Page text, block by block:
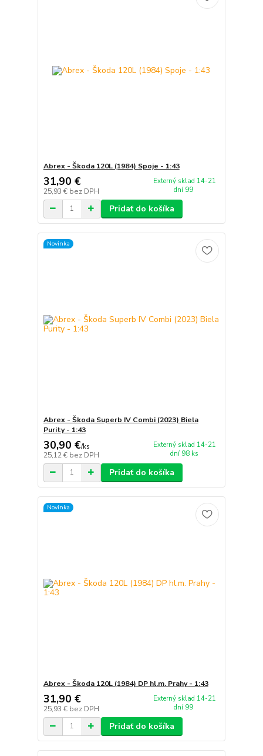
Abrex - Škoda 120L (1984) Spoje - 1:43
31,90 €
25,93 € bez DPH
Externý sklad 14-21
dní 99
Pridať do košíka
Novinka
Abrex - Škoda Superb IV Combi (2023) Biela
Purity - 1:43
30,90 €/ks
25,12 € bez DPH
Externý sklad 14-21
dní 98 ks
Pridať do košíka
Novinka
Abrex - Škoda 120L (1984) DP hl.m. Prahy - 1:43
31,90 €
25,93 € bez DPH
Externý sklad 14-21
dní 99
Pridať do košíka